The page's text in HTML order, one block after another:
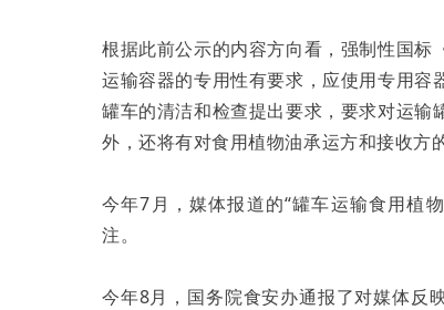
根据此前公示的内容方向看，强制性国
运输容器的专用性有要求，应使用专用
罐车的清洁和检查提出要求，要求对运
外，还将有对食用植物油承运方和接收方
今年7月，媒体报道的“罐车运输食用植
注。
今年8月，国务院食安办通报了对媒体反